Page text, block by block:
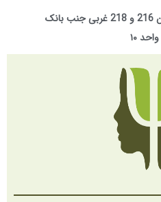
تهرانپارس بالاتر از فلکه سوم بین 216 و 218 غربی جنب بانک